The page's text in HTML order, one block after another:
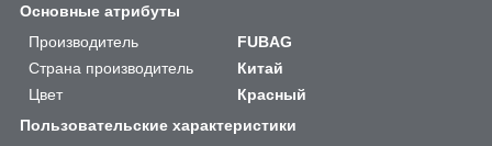
Основные атрибуты
Производитель
FUBAG
Страна производитель
Китай
Цвет
Красный
Пользовательские характеристики